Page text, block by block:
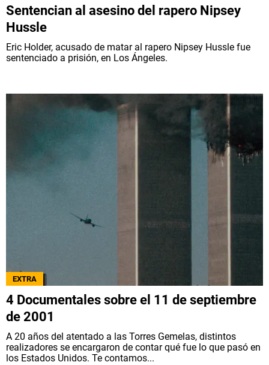
Sentencian al asesino del rapero Nipsey
Hussle
Eric Holder, acusado de matar al rapero Nipsey Hussle fue
sentenciado a prisión, en Los Ángeles.
EXTRA
4 Documentales sobre el 11 de septiembre
de 2001
A 20 años del atentado a las Torres Gemelas, distintos
realizadores se encargaron de contar qué fue lo que pasó en
los Estados Unidos. Te contamos...